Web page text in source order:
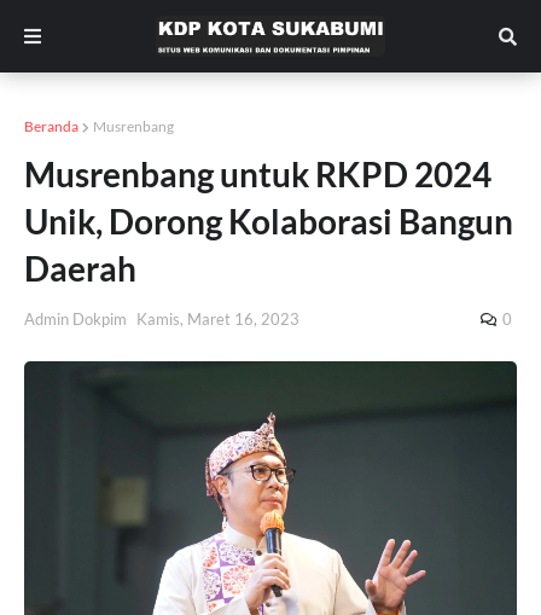
Beranda Musrenbang
Musrenbang untuk RKPD 2024
Unik, Dorong Kolaborasi Bangun
Daerah
Admin Dokpim Kamis, Maret 16, 2023 0